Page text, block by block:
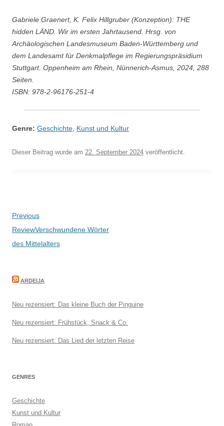
Gabriele Graenert, K. Felix Hillgruber (Konzeption): THE
hidden LÄND. Wir im ersten Jahrtausend. Hrsg. von
Archäologischen Landesmuseum Baden-Württemberg und
dem Landesamt für Denkmalpflege im Regierungspräsidium
Stuttgart. Oppenheim am Rhein, Nünnerich-Asmus, 2024, 288
Seiten.
ISBN: 978-2-96176-251-4
Genre: Geschichte Kunst und Kultur
Dieser Beitrag wurde am 22. September 2024 veröffentlicht.
Beitragsnavigation
Previous
ReviewVerschwundene Wörter
des Mittelalters
ARDEIJA
Neu rezensiert: Das kleine Buch der Pinguine
Neu rezensiert: Frühstück, Snack & Co.
Neu rezensiert: Das Lied der letzten Reise
GENRES
Geschichte
Kunst und Kultur